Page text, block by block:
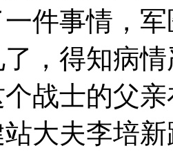
件事情，
了，得知病
战士的父亲
站大夫李培